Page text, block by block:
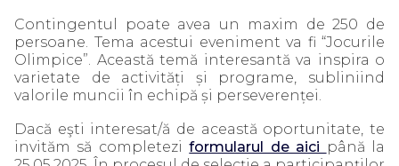
Contingentul poate avea un maxim de 250 de
persoane. Tema acestui eveniment va fi “Jocurile
Olimpice”. Această temă interesantă va inspira o
varietate de activități și programe, subliniind
valorile muncii în echipă și perseverenței.
Dacă eşti interesat/ă de această oportunitate, te
invităm să completeziformularul de aici până la